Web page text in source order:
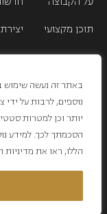
נוספים, לרבות על
יותר וכן למטרות
הסכמתך לכך. למידע
הללו, ראו את
תוכן מקצועי
הצהרת נגישות
תנאי שימוש אתר